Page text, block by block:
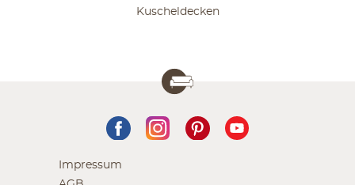
Kuscheldecken
Impressum